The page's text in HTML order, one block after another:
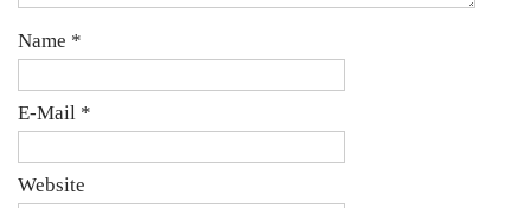
Name *
E-Mail *
Website